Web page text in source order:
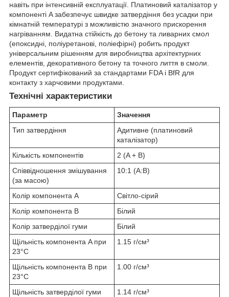
навіть при інтенсивній експлуатації. Платиновий каталізатор у
компоненті A забезпечує швидке затвердіння без усадки при
кімнатній температурі з можливістю значного прискорення
нагріванням. Видатна стійкість до бетону та ливарних смол
(епоксидні, поліуретанові, поліефірні) робить продукт
універсальним рішенням для виробництва архітектурних
елементів, декоративного бетону та точного лиття в смоли.
Продукт сертифікований за стандартами FDA і BfR для
контакту з харчовими продуктами.
Технічні характеристики
Параметр
Значення
Тип затвердіння
Адитивне (платиновий
каталізатор)
Кількість компонентів
2 (A + B)
Співвідношення змішування
(за масою)
10:1 (A:B)
Колір компонента A
Світло-сірий
Колір компонента B
Білий
Колір затверділої гуми
Білий
Щільність компонента A при
23°C
1.15 г/см³
Щільність компонента B при
23°C
1.00 г/см³
Щільність затверділої гуми
1.14 г/см³